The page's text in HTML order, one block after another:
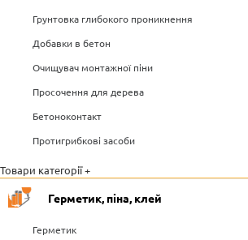
Грунтовка глибокого проникнення
Добавки в бетон
Очищувач монтажної піни
Просочення для дерева
Бетоноконтакт
Протигрибкові засоби
Товари категорії +
Герметик, піна, клей
Герметик